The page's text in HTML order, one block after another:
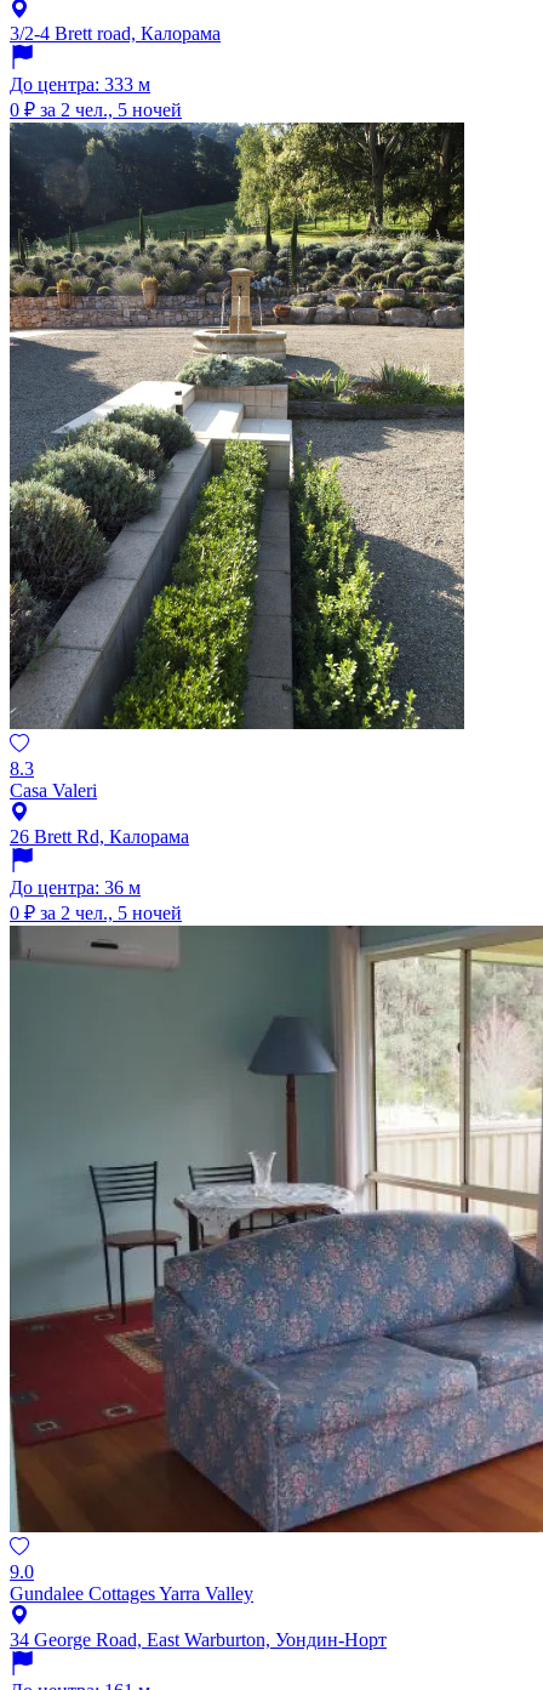
3/2-4 Brett road, Калорама
До центра: 333 м
0 ₽ за 2 чел., 5 ночей
8.3
Casa Valeri
26 Brett Rd, Калорама
До центра: 36 м
0 ₽ за 2 чел., 5 ночей
9.0
Gundalee Cottages Yarra Valley
34 George Road, East Warburton, Уондин-Норт